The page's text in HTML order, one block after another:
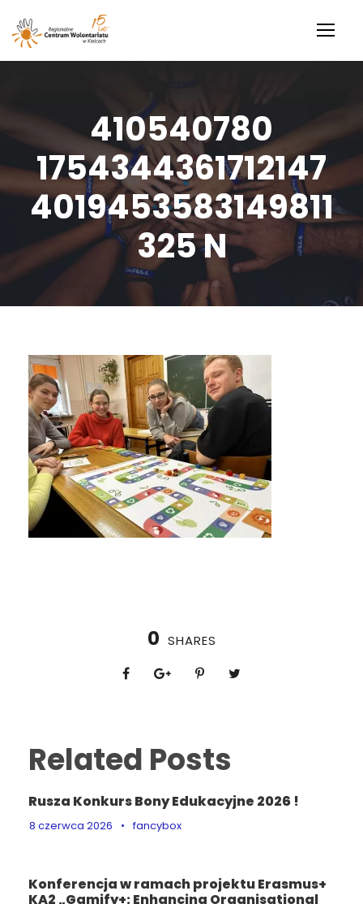
410540780
1754344361712147
4019453583149811
325 N
0 SHARES
Related Posts
Rusza Konkurs Bony Edukacyjne 2026 !
8 czerwca 2026 • fancybox
Konferencja w ramach projektu Erasmus+
KA2 „Gamify+: Enhancing Organisational